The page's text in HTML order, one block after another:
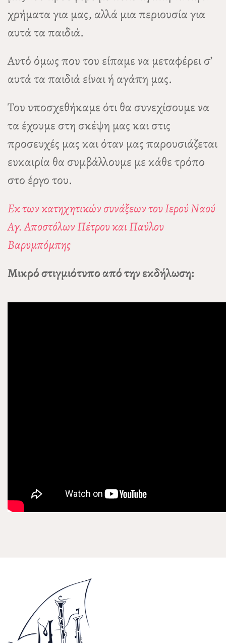
χρήματα για μας, αλλά μια περιουσία για
αυτά τα παιδιά.
Αυτό όμως που του είπαμε να μεταφέρει σ’
αυτά τα παιδιά είναι ή αγάπη μας.
Του υποσχεθήκαμε ότι θα συνεχίσουμε να
τα έχουμε στη σκέψη μας και στις
προσευχές μας και όταν μας παρουσιάζεται
ευκαιρία θα συμβάλλουμε με κάθε τρόπο
στο έργο του.
Εκ των κατηχητικών συνάξεων του Ιερού Ναού
Αγ. Αποστόλων Πέτρου και Παύλου
Βαρυμπόμπης
Μικρό στιγμιότυπο από την εκδήλωση: